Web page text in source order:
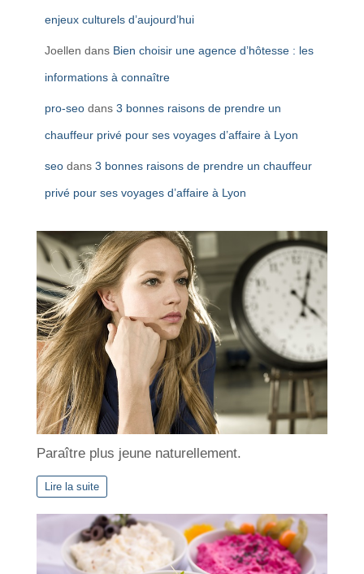
enjeux culturels d’aujourd’hui
Joellen dans Bien choisir une agence d’hôtesse : les
informations à connaître
pro-seo dans 3 bonnes raisons de prendre un
chauffeur privé pour ses voyages d’affaire à Lyon
seo dans 3 bonnes raisons de prendre un chauffeur
privé pour ses voyages d’affaire à Lyon
Paraître plus jeune naturellement.
Lire la suite